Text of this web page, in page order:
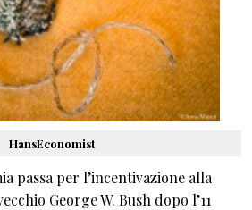
HansEconomist
passa per l’incentivazione alla
George W. Bush dopo l’11